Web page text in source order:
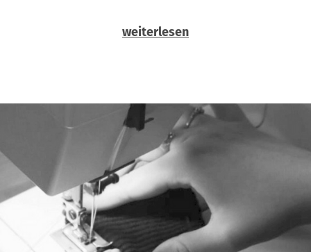
weiterlesen